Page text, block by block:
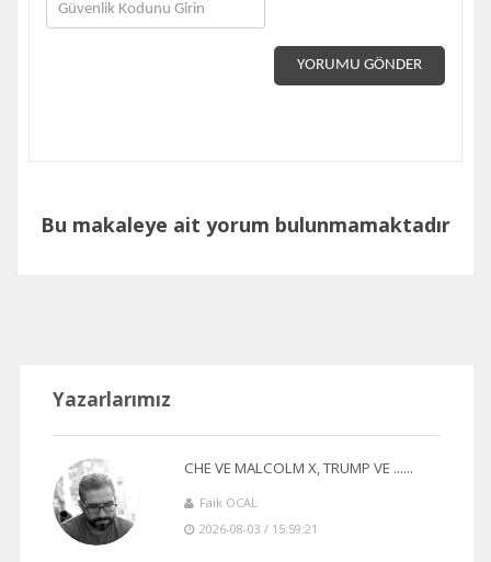
YORUMU GÖNDER
Bu makaleye ait yorum bulunmamaktadır
Yazarlarımız
CHE VE MALCOLM X, TRUMP VE ......
Faik ÖCAL
2026-08-03 / 15:59:21